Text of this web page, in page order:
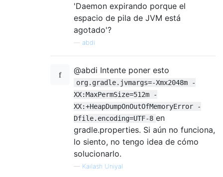
'Daemon expirando porque el
espacio de pila de JVM está
agotado'?
abdi
@abdi Intente poner esto
org.gradle.jvmargs=-Xmx2048m -
XX:MaxPermSize=512m -
XX:+HeapDumpOnOutOfMemoryError -
Dfile.encoding=UTF-8 en
gradle.properties. Si aún no funciona,
lo siento, no tengo idea de cómo
solucionarlo.
— Kailash Uniyal